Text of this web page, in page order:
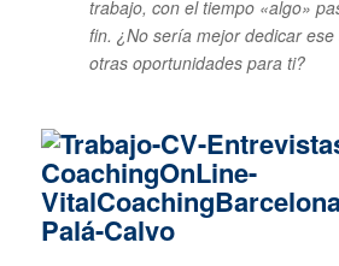
trabajo, con el tiempo «algo»
fin. ¿No sería mejor dedicar
otras oportunidades para ti?